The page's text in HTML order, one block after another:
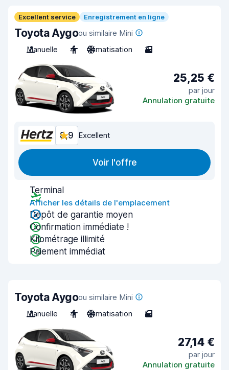
Excellent service Enregistrement en ligne
Toyota Aygoou similaire Mini
Manuelle
4 Climatisation 3
25,25 €
par jour
Annulation gratuite
8,9 Excellent
Voir l'offre
Terminal
Afficher les détails de l'emplacement
Dépôt de garantie moyen
Confirmation immédiate !
Kilométrage illimité
Paiement immédiat
Toyota Aygoou similaire Mini
Manuelle
4 Climatisation 5
27,14 €
par jour
Annulation gratuite